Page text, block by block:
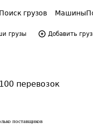
Поиск грузов Машины
грузы Добавить груз
перевозок
поставщиков